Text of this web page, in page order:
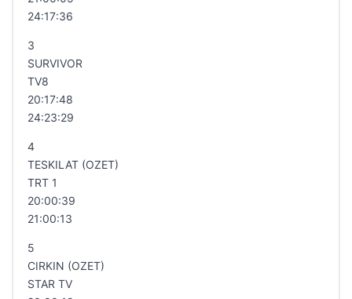
24:17:36
3
SURVIVOR
TV8
20:17:48
24:23:29
4
TESKILAT (OZET)
TRT 1
20:00:39
21:00:13
5
CIRKIN (OZET)
STAR TV